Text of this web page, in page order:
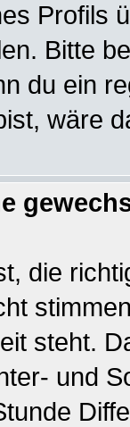
Profils
Bitte
du ein
wäre
die
steht.
und